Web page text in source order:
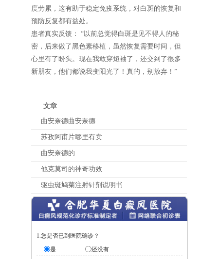
度劳累，这有助于稳定免疫系统，对白斑的恢复和
预防反复都有益处。
患者真实反馈： “以前总觉得白斑是见不得人的秘
密，后来做了黑色素移植，虽然恢复需要时间，但
心里有了盼头。现在我敢穿短袖了，还交到了很多
新朋友，他们都说我变阳光了！真的，别放弃！”
文章
曲安奈德曲安奈德
苏孜阿甫片哪里有卖
曲安奈德的
他克莫司的神奇功效
驱虫斑鸠菊注射针剂说明书
1.您是否已到医院确诊？
是
还没有